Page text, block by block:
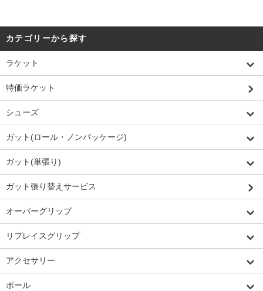
カテゴリーから探す
ラケット
特価ラケット
シューズ
ガット(ロール・ノンパッケージ)
ガット(単張り)
ガット張り替えサービス
オーバーグリップ
リプレイスグリップ
アクセサリー
ボール